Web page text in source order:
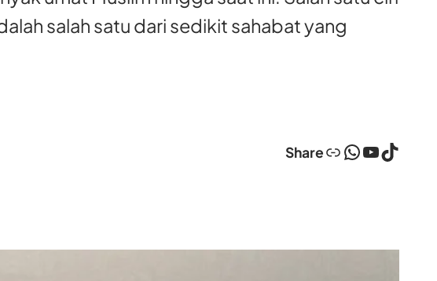
salah satu dari sedikit sahabat yang
ShareLink WhatsApp YouTube TikTok